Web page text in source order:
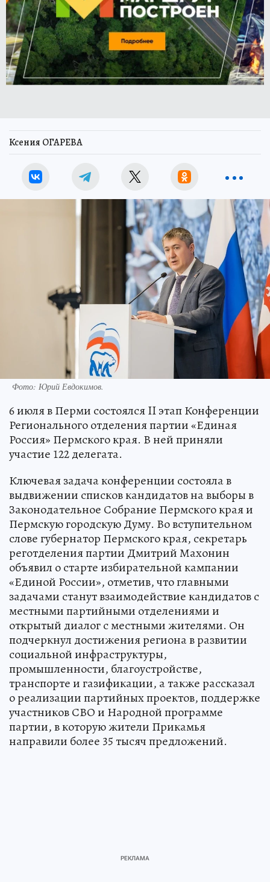
Ксения ОГАРЕВА
Фото: Юрий Евдокимов.
6 июля в Перми состоялся II этап Конференции
Регионального отделения партии «Единая
Россия» Пермского края. В ней приняли
участие 122 делегата.
Ключевая задача конференции состояла в
выдвижении списков кандидатов на выборы в
Законодательное Собрание Пермского края и
Пермскую городскую Думу. Во вступительном
слове губернатор Пермского края, секретарь
реготделения партии Дмитрий Махонин
объявил о старте избирательной кампании
«Единой России», отметив, что главными
задачами станут взаимодействие кандидатов с
местными партийными отделениями и
открытый диалог с местными жителями. Он
подчеркнул достижения региона в развитии
социальной инфраструктуры,
промышленности, благоустройстве,
транспорте и газификации, а также рассказал
о реализации партийных проектов, поддержке
участников СВО и Народной программе
партии, в которую жители Прикамья
направили более 35 тысяч предложений.